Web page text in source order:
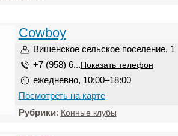
Cowboy
Вишенское сельское поселение, 1
+7 (958) 6... Показать телефон
ежедневно, 10:00–18:00
Посмотреть на карте
Рубрики: Конные клубы